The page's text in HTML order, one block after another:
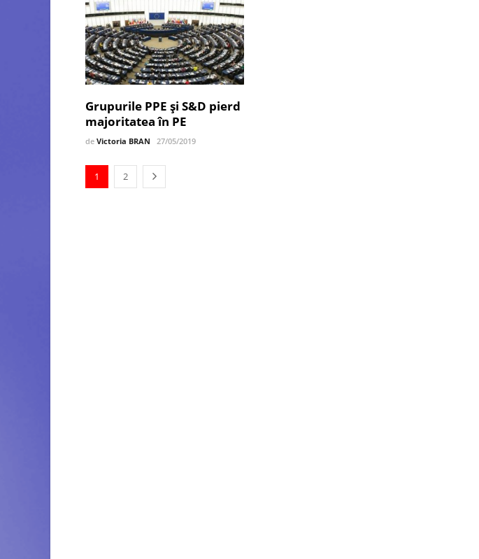
Grupurile PPE și S&D pierd
majoritatea în PE
de Victoria BRAN 27/05/2019
1 2